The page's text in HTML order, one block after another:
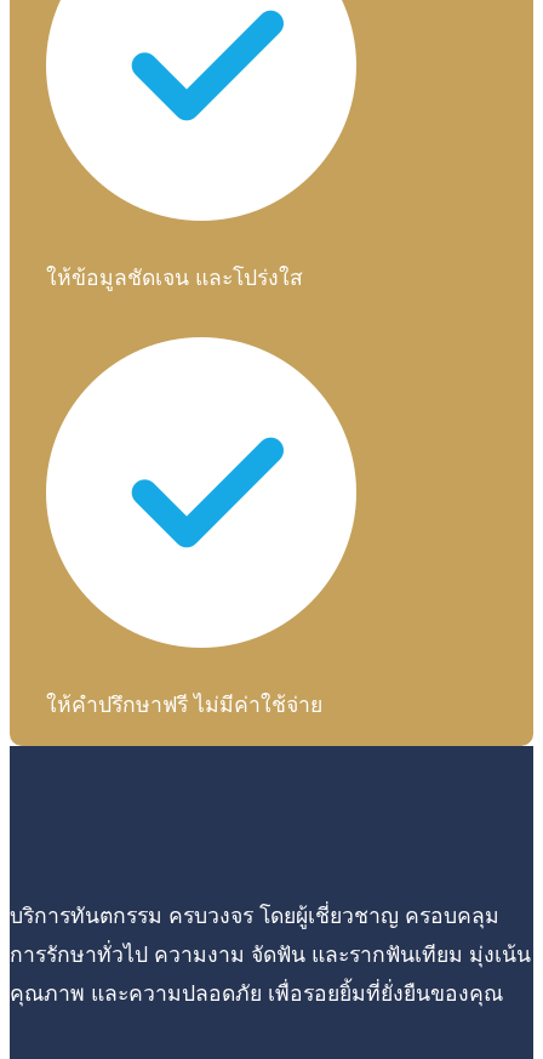
ให้ข้อมูลชัดเจน และโปร่งใส
ให้คำปรึกษาฟรี ไม่มีค่าใช้จ่าย
บริการทันตกรรม ครบวงจร โดยผู้เชี่ยวชาญ ครอบคลุม
การรักษาทั่วไป ความงาม จัดฟัน และรากฟันเทียม มุ่งเน้น
คุณภาพ และความปลอดภัย เพื่อรอยยิ้มที่ยั่งยืนของคุณ